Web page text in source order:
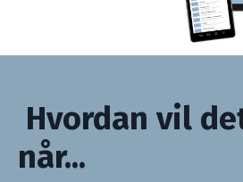
Hvordan vil
når...